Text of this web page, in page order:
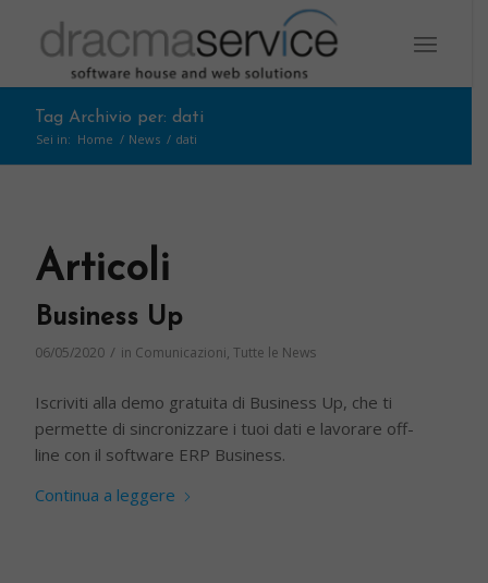
Tag Archivio per: dati
Sei in: Home / News / dati
Articoli
Business Up
06/05/2020 / in Comunicazioni,Tutte le News
Iscriviti alla demo gratuita di Business Up, che ti
permette di sincronizzare i tuoi dati e lavorare off-
line con il software ERP Business.
Continua a leggere